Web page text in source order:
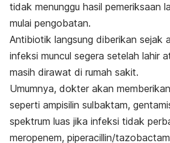
tidak menunggu hasil pemeriksaan
mulai pengobatan.
Antibiotik langsung diberikan sejak
infeksi muncul segera setelah lahir
masih dirawat di rumah sakit.
Umumnya, dokter akan
seperti ampisilin sulbaktam,
spektrum luas jika infeksi tidak
meropenem, piperacillin/